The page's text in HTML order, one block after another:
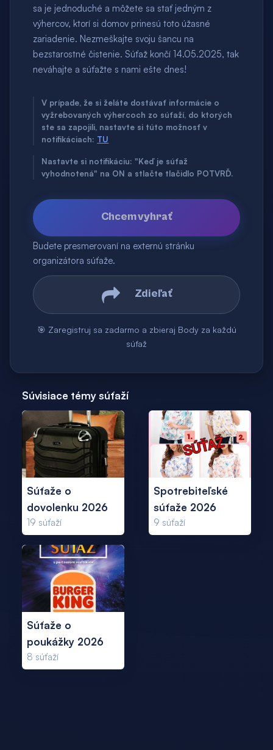
sa je jednoduché a môžete sa stať jedným z
výhercov, ktorí si domov prinesú toto úžasné
zariadenie. Nezmeškajte svoju šancu na
bezstarostné čistenie. Súťaž končí 14.05.2025, tak
neváhajte a súťažte s nami ešte dnes!
V prípade, že si želáte dostávať informácie o
vyžrebovaných výhercoch zo súťaží, do ktorých
ste sa zapojili, nastavte si túto možnosť v
notifikáciach: TU
Nastavte si notifikáciu: "Keď je súťaž
vyhodnotená" na ON a stlačte tlačidlo POTVRĎ.
Chcem vyhrať
Budete presmerovaní na externú stránku
organizátora súťaže.
Zdieľať
🎯 Zaregistruj sa zadarmo a zbieraj Body za každú
súťaž
Súvisiace témy súťaží
Súťaže o
dovolenku 2026
19 súťaží
Spotrebiteľské
súťaže 2026
9 súťaží
Súťaže o
poukážky 2026
8 súťaží